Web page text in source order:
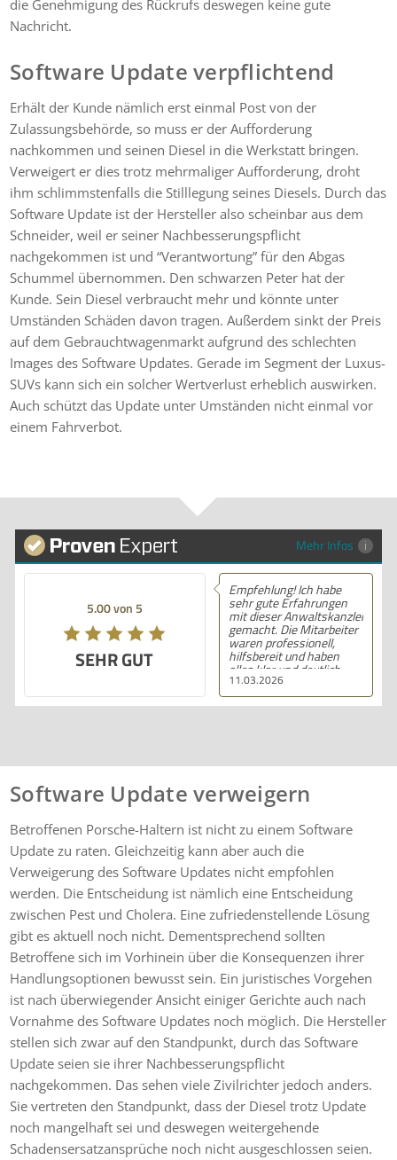
die Genehmigung des Rückrufs deswegen keine gute
Nachricht.
Software Update verpflichtend
Erhält der Kunde nämlich erst einmal Post von der
Zulassungsbehörde, so muss er der Aufforderung
nachkommen und seinen Diesel in die Werkstatt bringen.
Verweigert er dies trotz mehrmaliger Aufforderung, droht
ihm schlimmstenfalls die Stilllegung seines Diesels. Durch das
Software Update ist der Hersteller also scheinbar aus dem
Schneider, weil er seiner Nachbesserungspflicht
nachgekommen ist und “Verantwortung” für den Abgas
Schummel übernommen. Den schwarzen Peter hat der
Kunde. Sein Diesel verbraucht mehr und könnte unter
Umständen Schäden davon tragen. Außerdem sinkt der Preis
auf dem Gebrauchtwagenmarkt aufgrund des schlechten
Images des Software Updates. Gerade im Segment der Luxus-
SUVs kann sich ein solcher Wertverlust erheblich auswirken.
Auch schützt das Update unter Umständen nicht einmal vor
einem Fahrverbot.
Mehr Infos
5.00 von 5
SEHR GUT
11.03.2026
Empfehlung! Ich habe
sehr gute Erfahrungen
mit dieser Anwaltskanzlei
gemacht. Die Mitarbeiter
waren professionell,
hilfsbereit und haben
alles klar und deutlich
erklärt. Ich bin mit der
Beratung sehr zufrieden
und kann ihre
Software Update verweigern
Betroffenen Porsche-Haltern ist nicht zu einem Software
Update zu raten. Gleichzeitig kann aber auch die
Verweigerung des Software Updates nicht empfohlen
werden. Die Entscheidung ist nämlich eine Entscheidung
zwischen Pest und Cholera. Eine zufriedenstellende Lösung
gibt es aktuell noch nicht. Dementsprechend sollten
Betroffene sich im Vorhinein über die Konsequenzen ihrer
Handlungsoptionen bewusst sein. Ein juristisches Vorgehen
ist nach überwiegender Ansicht einiger Gerichte auch nach
Vornahme des Software Updates noch möglich. Die Hersteller
stellen sich zwar auf den Standpunkt, durch das Software
Update seien sie ihrer Nachbesserungspflicht
nachgekommen. Das sehen viele Zivilrichter jedoch anders.
Sie vertreten den Standpunkt, dass der Diesel trotz Update
noch mangelhaft sei und deswegen weitergehende
Schadensersatzansprüche noch nicht ausgeschlossen seien.